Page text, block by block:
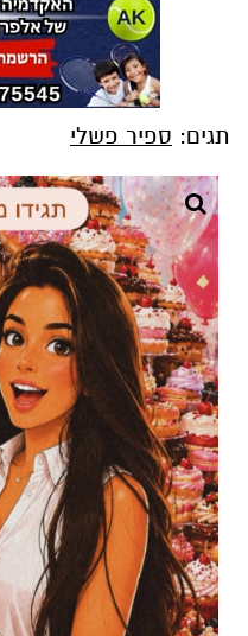
תגים: ספיר פשלי